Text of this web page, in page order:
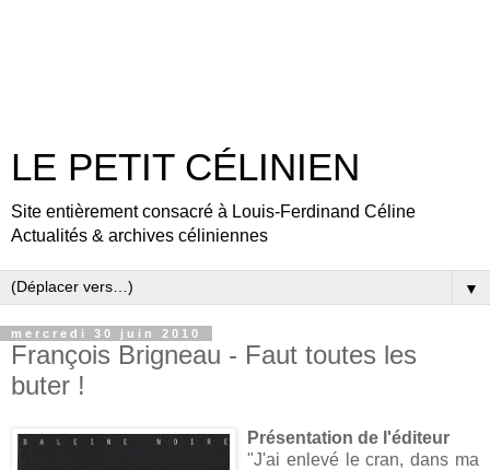
LE PETIT CÉLINIEN
Site entièrement consacré à Louis-Ferdinand Céline
Actualités & archives céliniennes
▼
mercredi 30 juin 2010
François Brigneau - Faut toutes les
buter !
Présentation de l'éditeur
"J'ai enlevé le cran, dans ma